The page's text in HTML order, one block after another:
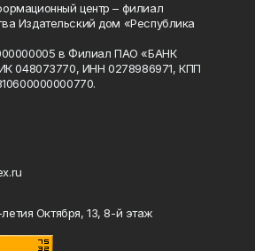
центр – филиал
Издательский дом «Республика
в Филиал ПАО «БАНК
048073770, ИНН 0278986971, КПП
Октября, 13, 8-й этаж